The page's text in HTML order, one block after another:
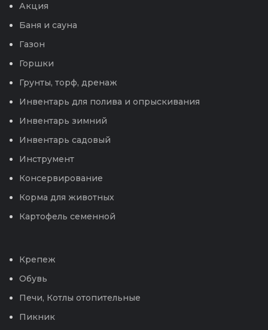
Акция
Баня и сауна
Газон
Горшки
Грунты, торф, дренаж
Инвентарь для полива и опрыскивания
Инвентарь зимний
Инвентарь садовый
Инструмент
Консервирование
Корма для животных
Картофель семенной
Крепеж
Обувь
Печи, Котлы отопительные
Пикник